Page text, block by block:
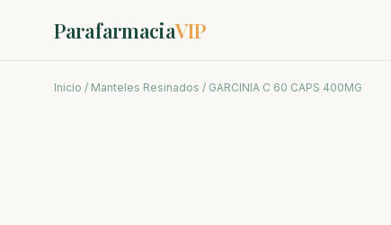
ParafarmaciaVIP
Inicio / Manteles Resinados / GARCINIA C 60 CAPS 400MG